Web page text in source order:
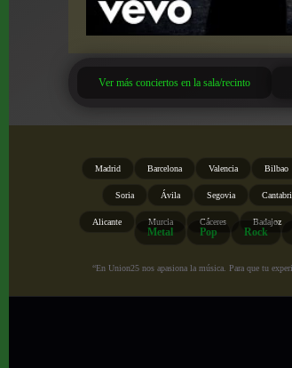
Ver más conciertos en la sala/recinto
Madrid Barcelona Valencia Bilbao
Soria Ávila Segovia
Alicante Murcia Cáceres Badajoz
Metal Pop Rock
“En Union25 nos apasiona la música. Para que tu